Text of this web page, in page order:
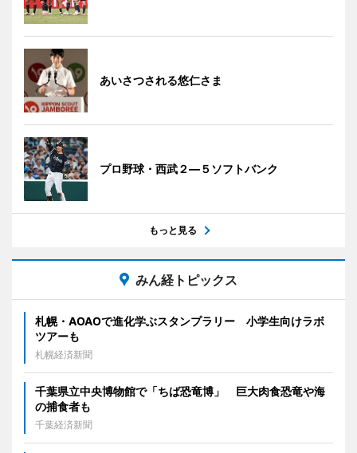
あいさつされる悠仁さま
プロ野球・西武２―５ソフトバンク
もっと見る
みん経トピックス
札幌・AOAOで進化学ぶスタンプラリー 小学生向けラボ
ツアーも
札幌経済新聞
千葉県立中央博物館で「ちば恐竜博」 巨大肉食恐竜や海
の捕食者も
千葉経済新聞